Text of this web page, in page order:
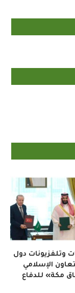
وتلفزيونات دول
الإسلامي
مكة» للدفاع